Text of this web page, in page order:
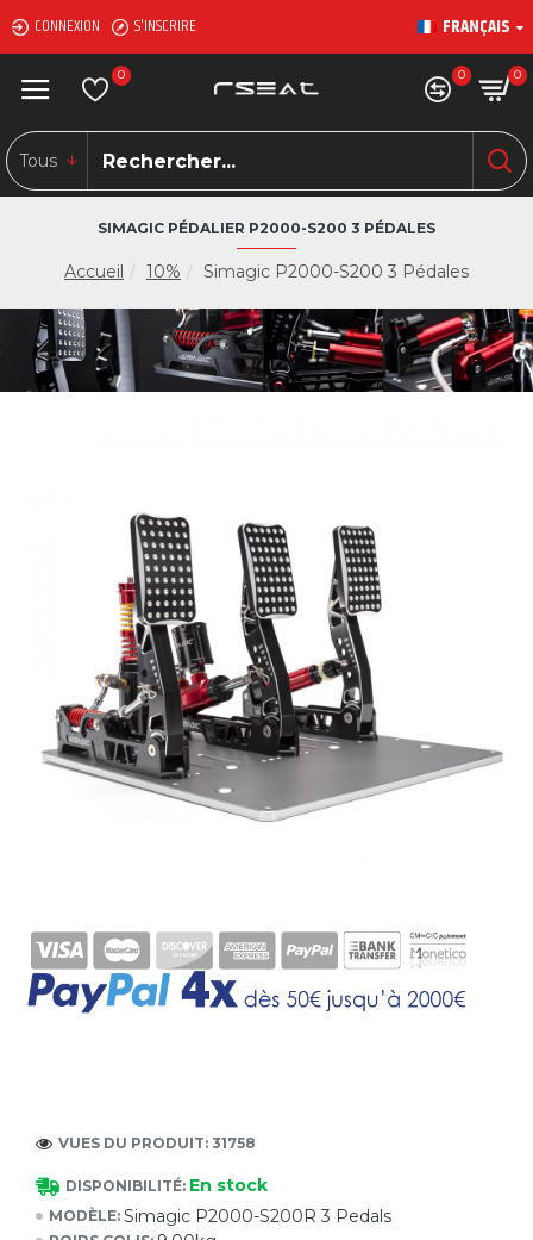
CONNEXION S'INSCRIRE FRANÇAIS
0 0 0
Tous
Accueil 10% Simagic P2000-S200 3 Pédales
SIMAGIC PÉDALIER P2000-S200 3 PÉDALES
DISPONIBILITÉ: En stock
MODÈLE: Simagic P2000-S200R 3 Pedals
VUES DU PRODUIT: 31758